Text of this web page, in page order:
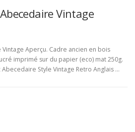
Vintage
Aperçu. Cadre ancien en bois
imprimé sur du papier (eco) mat 250g.
Style Vintage Retro Anglais …